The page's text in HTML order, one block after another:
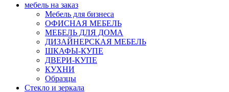
мебель на заказ
Мебель для бизнеса
ОФИСНАЯ МЕБЕЛЬ
МЕБЕЛЬ ДЛЯ ДОМА
ДИЗАЙНЕРСКАЯ МЕБЕЛЬ
ШКАФЫ-КУПЕ
ДВЕРИ-КУПЕ
КУХНИ
Образцы
Стекло и зеркала